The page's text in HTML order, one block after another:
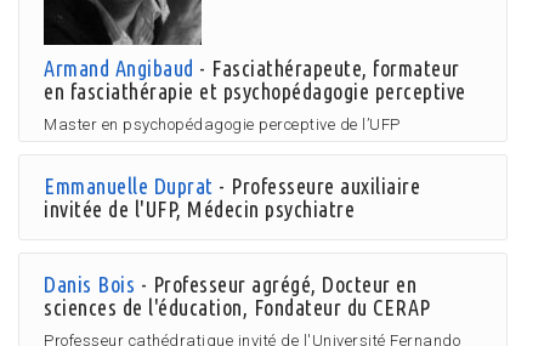
Armand Angibaud - Fasciathérapeute, formateur
en fasciathérapie et psychopédagogie perceptive
Master en psychopédagogie perceptive de l’UFP
Emmanuelle Duprat - Professeure auxiliaire
invitée de l'UFP, Médecin psychiatre
Danis Bois - Professeur agrégé, Docteur en
sciences de l'éducation, Fondateur du CERAP
Professeur cathédratique invité de l'Université Fernando